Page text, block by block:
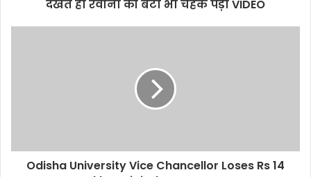
देखते ही रवीना की बेटी भी चहक पड़ी VIDEO
Odisha University Vice Chancellor Loses Rs 14